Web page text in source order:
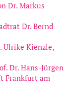
Dr. Markus
Dr. Bernd
Ulrike Kienzle,
Dr. Hans-Jürgen
Frankfurt am